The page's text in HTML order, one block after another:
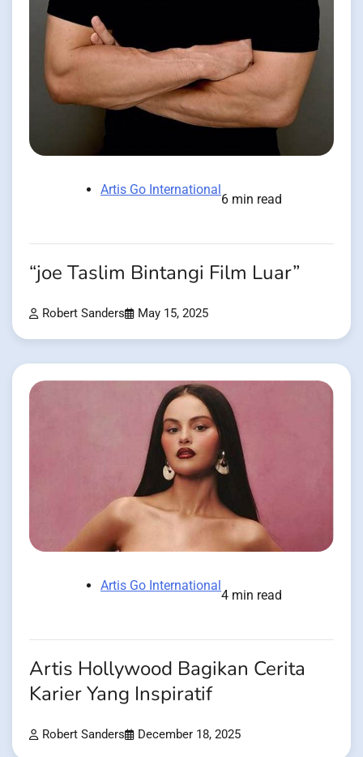
Artis Go International
6 min read
“joe Taslim Bintangi Film Luar”
Robert Sanders May 15, 2025
Artis Go International
4 min read
Artis Hollywood Bagikan Cerita
Karier Yang Inspiratif
Robert Sanders December 18, 2025